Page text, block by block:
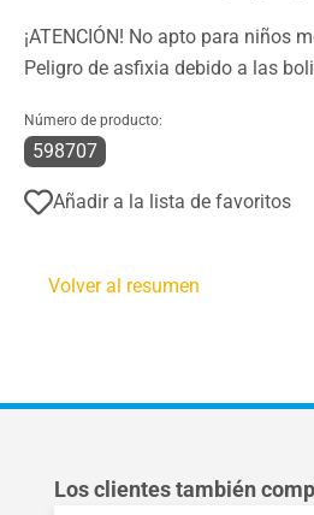
¡ATENCIÓN! No apto para niños
Peligro de asfixia debido a las
Número de producto:
598707
Añadir a la lista de favoritos
Volver al resumen
Omitir la galería de productos
Los clientes también